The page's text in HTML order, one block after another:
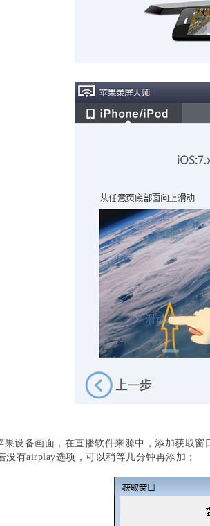
果设备画面，在直播软件来源中，添加获取
没有airplay选项，可以稍等几分钟再添加；